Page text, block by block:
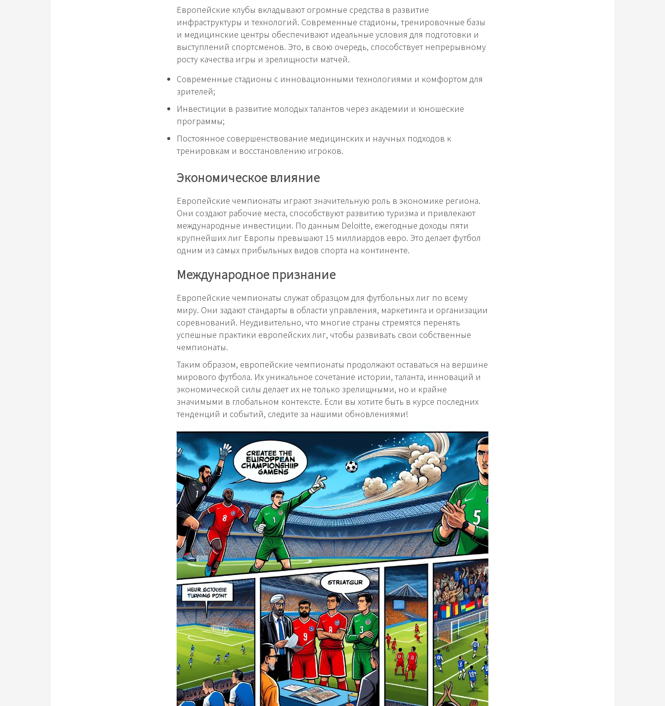
Европейские клубы вкладывают огромные средства в развитие
инфраструктуры и технологий. Современные стадионы, тренировочные базы
и медицинские центры обеспечивают идеальные условия для подготовки и
выступлений спортсменов. Это, в свою очередь, способствует непрерывному
росту качества игры и зрелищности матчей.
Современные стадионы с инновационными технологиями и комфортом для
зрителей;
Инвестиции в развитие молодых талантов через академии и юношеские
программы;
Постоянное совершенствование медицинских и научных подходов к
тренировкам и восстановлению игроков.
Экономическое влияние
Европейские чемпионаты играют значительную роль в экономике региона.
Они создают рабочие места, способствуют развитию туризма и привлекают
международные инвестиции. По данным Deloitte, ежегодные доходы пяти
крупнейших лиг Европы превышают 15 миллиардов евро. Это делает футбол
одним из самых прибыльных видов спорта на континенте.
Международное признание
Европейские чемпионаты служат образцом для футбольных лиг по всему
миру. Они задают стандарты в области управления, маркетинга и организации
соревнований. Неудивительно, что многие страны стремятся перенять
успешные практики европейских лиг, чтобы развивать свои собственные
чемпионаты.
Таким образом, европейские чемпионаты продолжают оставаться на вершине
мирового футбола. Их уникальное сочетание истории, таланта, инноваций и
экономической силы делает их не только зрелищными, но и крайне
значимыми в глобальном контексте. Если вы хотите быть в курсе последних
тенденций и событий, следите за нашими обновлениями!